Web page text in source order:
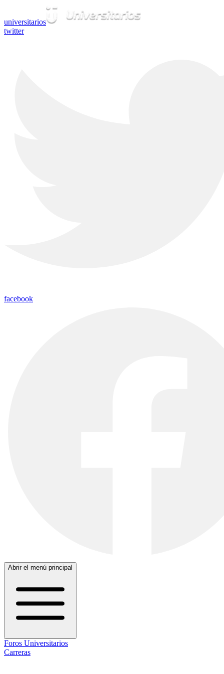
universitarios
twitter
facebook
Abrir el menú principal
Foros Universitarios
Carreras